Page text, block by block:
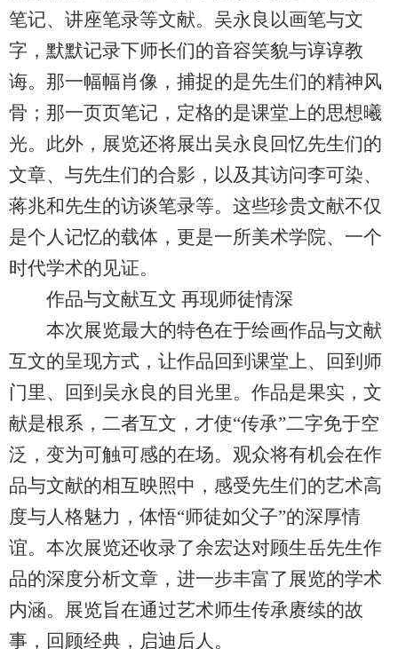
笔记、讲座笔录等文献。吴永良以画笔与文
字，默默记录下师长们的音容笑貌与谆谆教
诲。那一幅幅肖像，捕捉的是先生们的精神风
骨；那一页页笔记，定格的是课堂上的思想曦
光。此外，展览还将展出吴永良回忆先生们的
文章、与先生们的合影，以及其访问李可染、
蒋兆和先生的访谈笔录等。这些珍贵文献不仅
是个人记忆的载体，更是一所美术学院、一个
时代学术的见证。
作品与文献互文 再现师徒情深
本次展览最大的特色在于绘画作品与文献
互文的呈现方式，让作品回到课堂上、回到师
门里、回到吴永良的目光里。作品是果实，文
献是根系，二者互文，才使“传承”二字免于空
泛，变为可触可感的在场。观众将有机会在作
品与文献的相互映照中，感受先生们的艺术高
度与人格魅力，体悟“师徒如父子”的深厚情
谊。本次展览还收录了余宏达对顾生岳先生作
品的深度分析文章，进一步丰富了展览的学术
内涵。展览旨在通过艺术师生传承赓续的故
事，回顾经典，启迪后人。